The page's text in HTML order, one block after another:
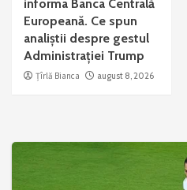
informa Banca Centrală
Europeană. Ce spun
analiștii despre gestul
Administrației Trump
Țîrlă Bianca august 8, 2026